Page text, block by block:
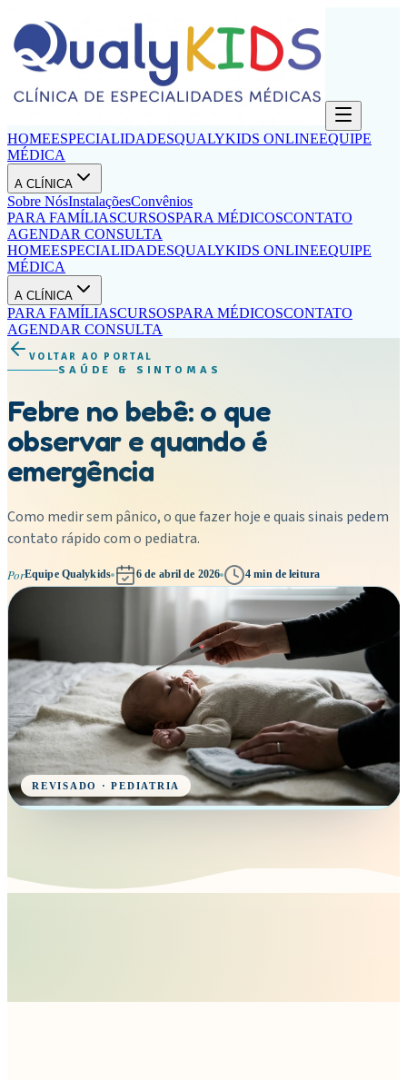
HOMEESPECIALIDADESQUALYKIDS ONLINEEQUIPE
MÉDICA
A CLÍNICA
Sobre NósInstalaçõesConvênios
PARA FAMÍLIASCURSOSPARA MÉDICOSCONTATO
AGENDAR CONSULTA
HOMEESPECIALIDADESQUALYKIDS ONLINEEQUIPE
MÉDICA
A CLÍNICA
PARA FAMÍLIASCURSOSPARA MÉDICOSCONTATO
AGENDAR CONSULTA
VOLTAR AO PORTAL
SAÚDE & SINTOMAS
Febre no bebê: o que
observar e quando é
emergência
Como medir sem pânico, o que fazer hoje e quais sinais pedem
contato rápido com o pediatra.
PorEquipe Qualykids 6 de abril de 2026 4 min de leitura
REVISADO · PEDIATRIA